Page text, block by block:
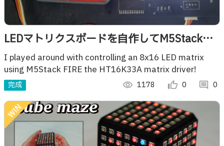
LEDマトリクスボードを自作してM5Stackで
制御してみた
I played around with controlling an 8x16 LED matrix
using M5Stack FIRE the HT16K33A matrix driver!
完成 visibility 1178 thumb_up_alt 0 comment 0